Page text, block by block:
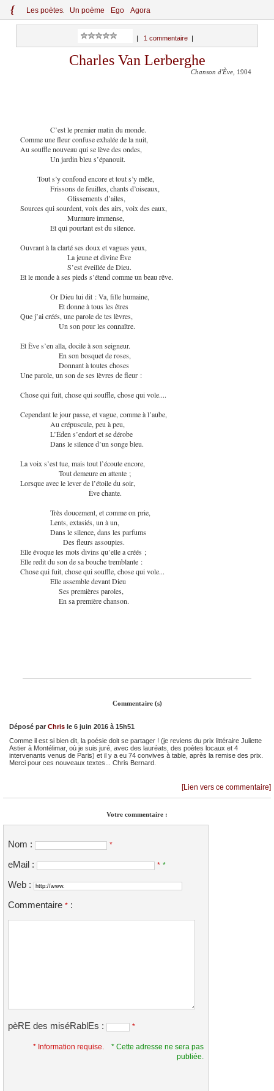
{ Les poètes Un poème Ego Agora
1 commentaire|
Charles Van Lerberghe
Chanson d'Ève , 1904
C’est le premier matin du monde.
Comme une fleur confuse exhalée de la nuit,
Au souffle nouveau qui se lève des ondes,
Un jardin bleu s’épanouit.
Tout s’y confond encore et tout s’y mêle,
Frissons de feuilles, chants d’oiseaux,
Glissements d’ailes,
Sources qui sourdent, voix des airs, voix des eaux,
Murmure immense,
Et qui pourtant est du silence.
Ouvrant à la clarté ses doux et vagues yeux,
La jeune et divine Ève
S’est éveillée de Dieu.
Et le monde à ses pieds s’étend comme un beau rêve.
Or Dieu lui dit : Va, fille humaine,
Et donne à tous les êtres
Que j’ai créés, une parole de tes lèvres,
Un son pour les connaître.
Et Ève s’en alla, docile à son seigneur.
En son bosquet de roses,
Donnant à toutes choses
Une parole, un son de ses lèvres de fleur :
Chose qui fuit, chose qui souffle, chose qui vole....
Cependant le jour passe, et vague, comme à l’aube,
Au crépuscule, peu à peu,
L’Éden s’endort et se dérobe
Dans le silence d’un songe bleu.
La voix s’est tue, mais tout l’écoute encore,
Tout demeure en attente ;
Lorsque avec le lever de l’étoile du soir,
Ève chante.
Très doucement, et comme on prie,
Lents, extasiés, un à un,
Dans le silence, dans les parfums
Des fleurs assoupies.
Elle évoque les mots divins qu’elle a créés ;
Elle redit du son de sa bouche tremblante :
Chose qui fuit, chose qui souffle, chose qui vole...
Elle assemble devant Dieu
Ses premières paroles,
En sa première chanson.
Commentaire (s)
Déposé par Chris le 6 juin 2016 à 15h51
Comme il est si bien dit, la poésie doit se partager ! (je reviens du prix littéraire Juliette
Astier à Montélimar, où je suis juré, avec des lauréats, des poètes locaux et 4
intervenants venus de Paris) et il y a eu 74 convives à table, après la remise des prix.
Merci pour ces nouveaux textes... Chris Bernard.
[Lien vers ce commentaire]
Votre commentaire :
Nom : *
eMail : * *
Web :
Commentaire * :
pèRE des miséRablEs : *
* Information requise.
* Cette adresse ne sera pas
publiée.